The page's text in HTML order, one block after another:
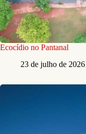
Ecocídio no Pantanal
23 de julho de 2026